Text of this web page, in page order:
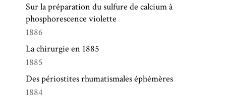
Sur la préparation du sulfure de calcium à
phosphorescence violette
1886
La chirurgie en 1885
1885
Des périostites rhumatismales éphémères
1884